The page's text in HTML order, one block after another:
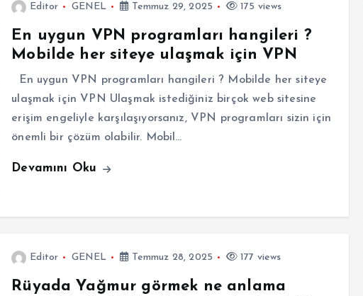
Editor GENEL Temmuz 29, 2025 175 views
En uygun VPN programları hangileri ?
Mobilde her siteye ulaşmak için VPN
En uygun VPN programları hangileri ? Mobilde her siteye
ulaşmak için VPN Ulaşmak istediğiniz birçok web sitesine
erişim engeliyle karşılaşıyorsanız, VPN programları sizin için
önemli bir çözüm olabilir. Mobil…
Devamını Oku
Editor GENEL Temmuz 28, 2025 177 views
Rüyada Yağmur görmek ne anlama